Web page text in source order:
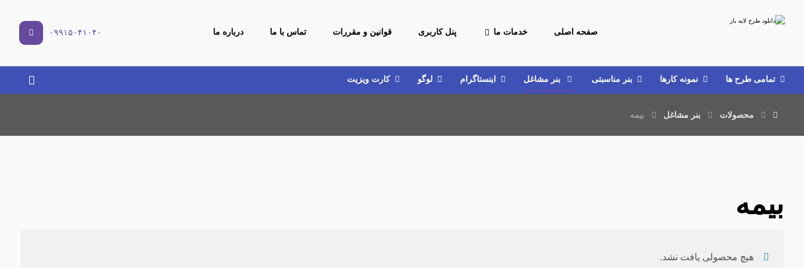
صفحه اصلی خدمات ما پنل کاربری قوانین و مقررات تماس با ما درباره ما ۰۹۹۱۵۰۴۱۰۴۰
تمامی طرح‌ ها نمونه کارها بنر مناسبتی بنر مشاغل اینستاگرام لوگو کارت ویزیت
محصولات بنر مشاغل بیمه
بیمه
هیچ محصولی یافت نشد.